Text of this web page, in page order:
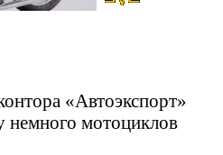
«Автоэкспорт»
немного мотоциклов